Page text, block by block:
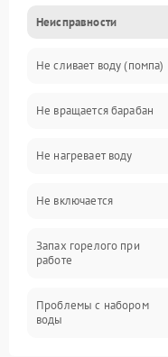
Электропитание
Водоснабжение
Слив
Программное
Неисправности
Не сливает воду (помпа)
Не вращается барабан
Не нагревает воду
Не включается
Запах горелого при
работе
Проблемы с набором
воды